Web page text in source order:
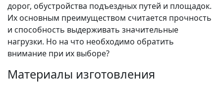
дорог, обустройства подъездных путей и площадок.
Их основным преимуществом считается прочность
и способность выдерживать значительные
нагрузки. Но на что необходимо обратить
внимание при их выборе?
Материалы изготовления